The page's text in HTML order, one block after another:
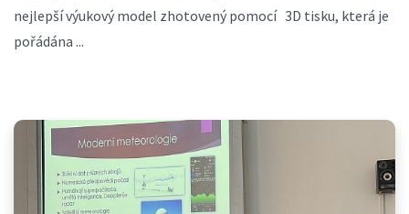
nejlepší výukový model zhotovený pomocí 3D tisku, která je
pořádána ...